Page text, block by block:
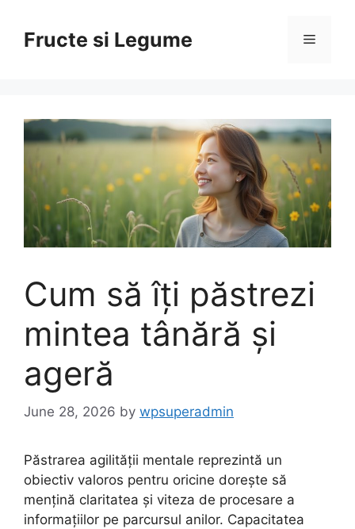
contentFructe si Legume Menu
Cum să îți păstrezi
mintea tânără și
ageră
June 28, 2026 by wpsuperadmin
Păstrarea agilității mentale reprezintă un
obiectiv valoros pentru oricine dorește să
mențină claritatea și viteza de procesare a
informațiilor pe parcursul anilor. Capacitatea